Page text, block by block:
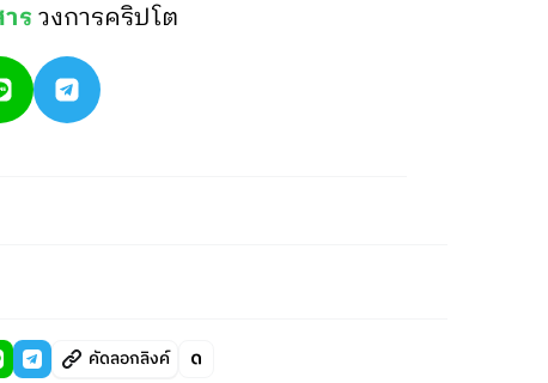
รวงการคริปโต
คัดลอกลิงค์